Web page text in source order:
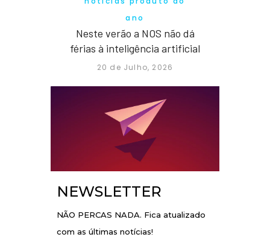
ano
Neste verão a NOS não dá
férias à inteligência artificial
20 de Julho, 2026
NEWSLETTER
NÃO PERCAS NADA. Fica atualizado
com as últimas notícias!